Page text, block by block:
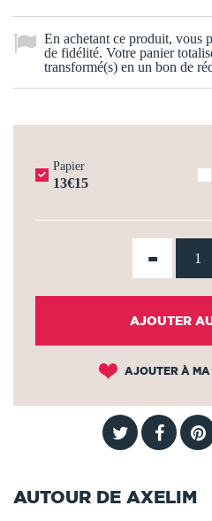
En achetant ce produit, vous
de fidélité. Votre panier
transformé(s) en un bon de
Papier
13€15
-
AJOUTER
AJOUTER À MA
AUTOUR DE AXELIM